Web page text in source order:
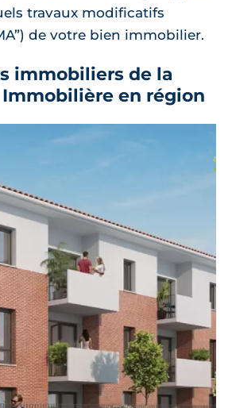
travaux modificatifs
de votre bien immobilier.
immobiliers de la
en région